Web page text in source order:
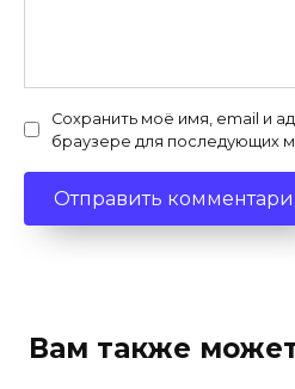
Сохранить моё имя, email и
браузере для последующих
Вам также